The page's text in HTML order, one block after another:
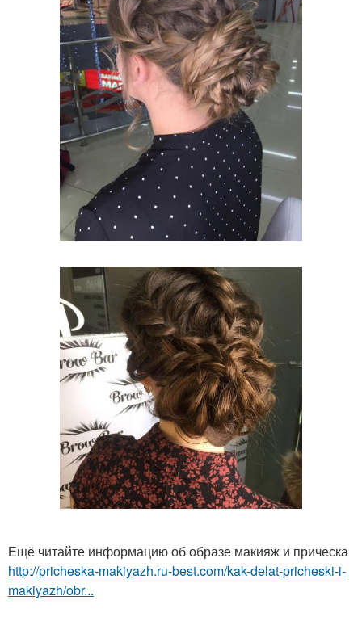
Ещё читайте информацию об образе макияж и прическа
http://pricheska-makiyazh.ru-best.com/kak-delat-pricheski-i-
makiyazh/obr...